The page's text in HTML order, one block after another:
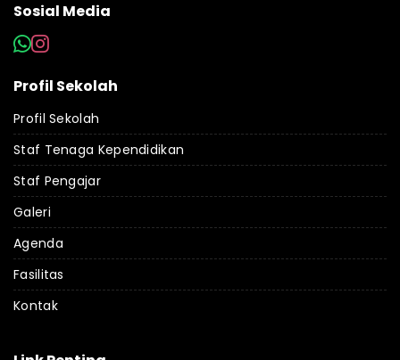
Sosial Media
Profil Sekolah
Profil Sekolah
Staf Tenaga Kependidikan
Staf Pengajar
Galeri
Agenda
Fasilitas
Kontak